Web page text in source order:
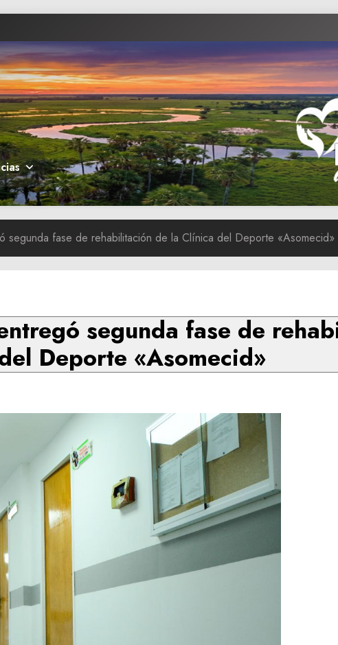
segunda fase de rehabilitación de la Clínica del Deporte «Asomecid»
segunda fase de
Deporte «Asomecid»